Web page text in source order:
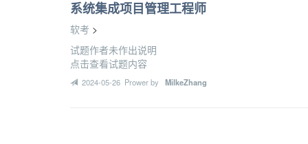
系统集成项目管理工程师
软考 >
试题作者未作出说明
点击查看试题内容
2024-05-26 Prower by MilkeZhang